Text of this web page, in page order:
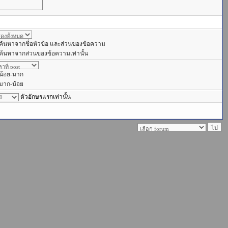
นหาจากชื่อหัวข้อ และส่วนของข้อความ
นหาจากส่วนของข้อความเท่านั้น
อย-มาก
าก-น้อย
ตัวอักษรแรกเท่านั้น